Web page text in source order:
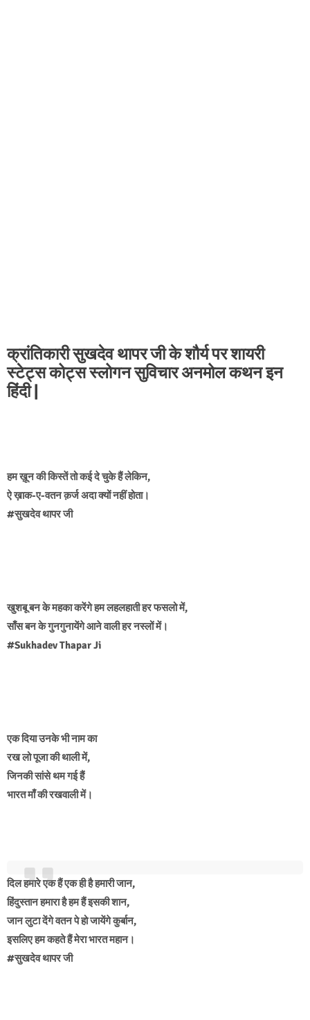
क्रांतिकारी सुखदेव थापर जी के शौर्य पर शायरी
स्टेट्स कोट्स स्लोगन सुविचार अनमोल कथनइन
हिंदी |
हम ख़ून की किस्तें तो कई दे चुके हैं लेकिन,
ऐ ख़ाक-ए-वतन क़र्ज अदा क्यों नहीं होता।
#सुखदेव थापर जी
खुशबू बन के महका करेंगे हम लहलहाती हर फसलो में,
साँस बन के गुनगुनायेंगे आने वाली हर नस्लों में।
#Sukhadev Thapar Ji
एक दिया उनके भी नाम का
रख लो पूजा की थाली में,
जिनकी सांसे थम गई हैं
भारत माँ की रखवाली में।
दिल हमारे एक हैं एक ही है हमारी जान,
हिंदुस्तान हमारा है हम हैं इसकी शान,
जान लुटा देंगे वतन पे हो जायेंगे कुर्बान,
इसलिए हम कहते हैं मेरा भारत महान।
#सुखदेव थापर जी